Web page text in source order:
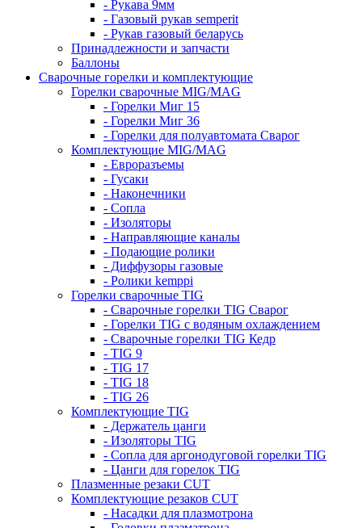
- Рукава 9мм
- Газовый рукав semperit
- Рукав газовый беларусь
Принадлежности и запчасти
Баллоны
Сварочные горелки и комплектующие
Горелки сварочные MIG/MAG
- Горелки Миг 15
- Горелки Миг 36
- Горелки для полуавтомата Сварог
Комплектующие MIG/MAG
- Евроразъемы
- Гусаки
- Наконечники
- Сопла
- Изоляторы
- Направляющие каналы
- Подающие ролики
- Диффузоры газовые
- Ролики kemppi
Горелки сварочные TIG
- Сварочные горелки TIG Сварог
- Горелки TIG с водяным охлаждением
- Сварочные горелки TIG Кедр
- TIG 9
- TIG 17
- TIG 18
- TIG 26
Комплектующие TIG
- Держатель цанги
- Изоляторы TIG
- Сопла для аргонодуговой горелки TIG
- Цанги для горелок TIG
Плазменные резаки CUT
Комплектующие резаков CUT
- Насадки для плазмотрона